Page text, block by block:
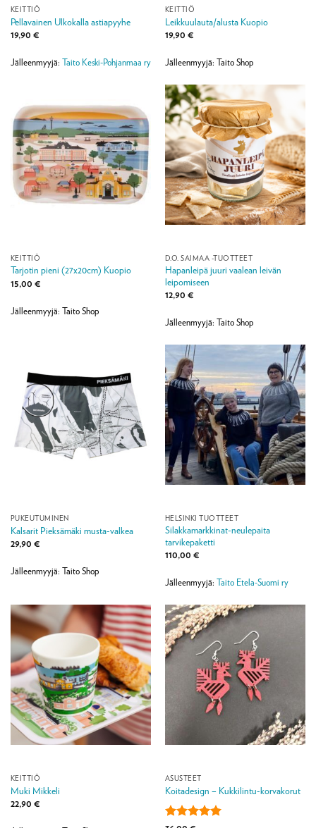
KEITTIÖ
Pellavainen Ulkokalla astiapyyhe
19,90 €
Jälleenmyyjä: Taito Keski-Pohjanmaa ry
KEITTIÖ
Leikkuulauta/alusta Kuopio
19,90 €
Jälleenmyyjä: Taito Shop
KEITTIÖ
Tarjotin pieni (27x20cm) Kuopio
15,00 €
Jälleenmyyjä: Taito Shop
D.O. SAIMAA -TUOTTEET
Hapanleipä juuri vaalean leivän
leipomiseen
12,90 €
Jälleenmyyjä: Taito Shop
PUKEUTUMINEN
Kalsarit Pieksämäki musta-valkea
29,90 €
Jälleenmyyjä: Taito Shop
HELSINKI TUOTTEET
Silakkamarkkinat-neulepaita
tarvikepaketti
110,00 €
Jälleenmyyjä: Taito Etela-Suomi ry
KEITTIÖ
Muki Mikkeli
22,90 €
ASUSTEET
Koitadesign – Kukkilintu-korvakorut